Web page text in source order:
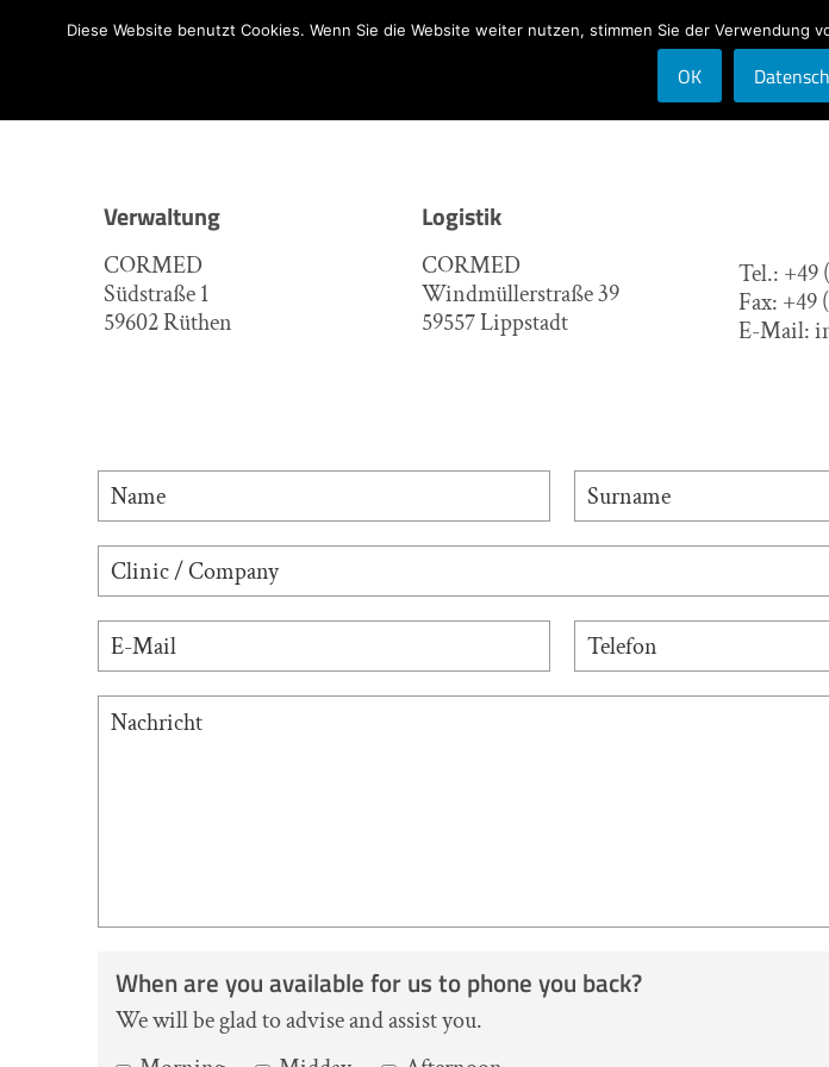
Diese Website benutzt Cookies. Wenn Sie die Website weiter nutzen, stimmen Sie der
OK
Verwaltung
CORMED
Südstraße 1
59602 Rüthen
Logistik
CORMED
Windmüllerstraße 39
59557 Lippstadt
Tel.: +49
Fax: +49
E-Mail:
Bitte lasse dieses Feld leer.
When are you available for us to phone you back?
We will be glad to advise and assist you.